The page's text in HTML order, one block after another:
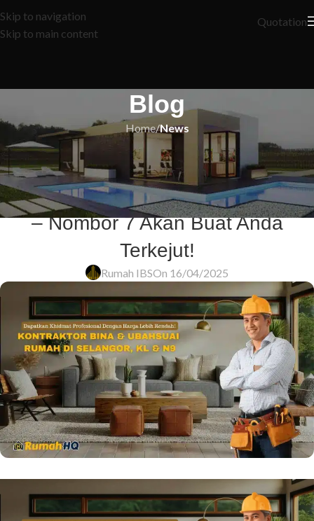
Skip to navigation
Skip to main content
Quotation
Blog
Home/News
NEWS
10 Sebab Kenapa Anda Tak Boleh
Lepaskan Peluang Beli Rumah Ini
– Nombor 7 Akan Buat Anda
Terkejut!
Rumah IBSOn 16/04/2025